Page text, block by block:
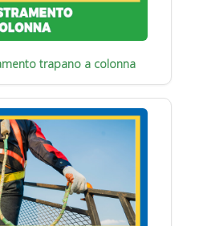
trapano a colonna